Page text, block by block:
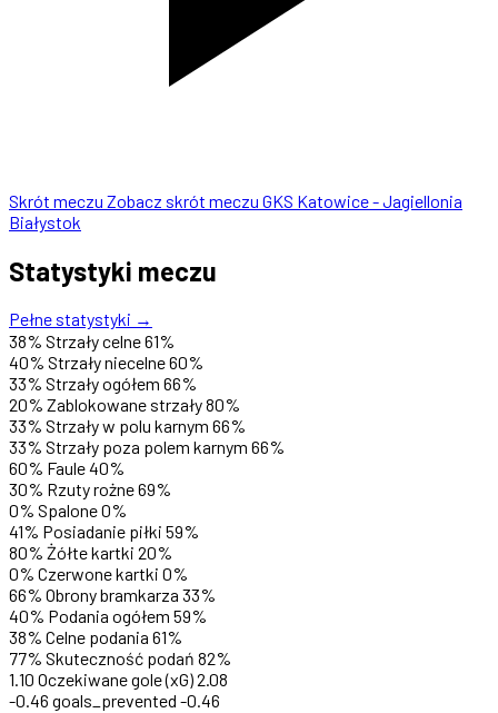
Skrót meczu Zobacz skrót meczu GKS Katowice - Jagiellonia
Białystok
Statystyki meczu
Pełne statystyki →
38% Strzały celne61%
40% Strzały niecelne60%
33% Strzały ogółem 66%
20% Zablokowane strzały80%
33% Strzały w polu karnym 66%
33% Strzały poza polem karnym 66%
60% Faule40%
30% Rzuty rożne69%
0% Spalone0%
41% Posiadanie piłki 59%
80% Żółte kartki 20%
0% Czerwone kartki 0%
66% Obrony bramkarza 33%
40% Podania ogółem 59%
38% Celne podania 61%
77% Skuteczność podań 82%
1.10 Oczekiwane gole (xG)2.08
-0.46 goals_prevented -0.46